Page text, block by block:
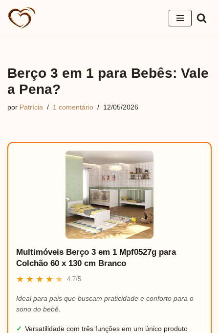
Pular
Berço 3 em 1 para Bebês: Vale
a Pena?
por Patrícia 1 comentário 12/05/2026
Multimóveis Berço 3 em 1 Mpf0527g para
Colchão 60 x 130 cm Branco
★ ★ ★ ★ ★ 4.7/5
Ideal para pais que buscam praticidade e conforto para o
sono do bebê.
✓ Versatilidade com três funções em um único produto